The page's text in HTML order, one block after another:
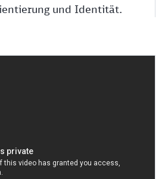
und Identität.